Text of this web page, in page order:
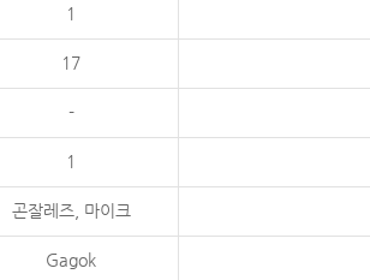
1
17
-
1
곤잘레즈, 마이크
Gagok